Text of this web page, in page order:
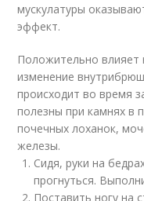
мускулатуры
эффект.
Положительно влияет
изменение
происходит во время
полезны при камнях в
почечных лоханок,
железы.
Сидя, руки на
прогнуться.
Поставить ногу на